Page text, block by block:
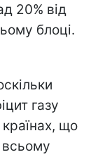
20% від
блоці.
газу
що
всьому